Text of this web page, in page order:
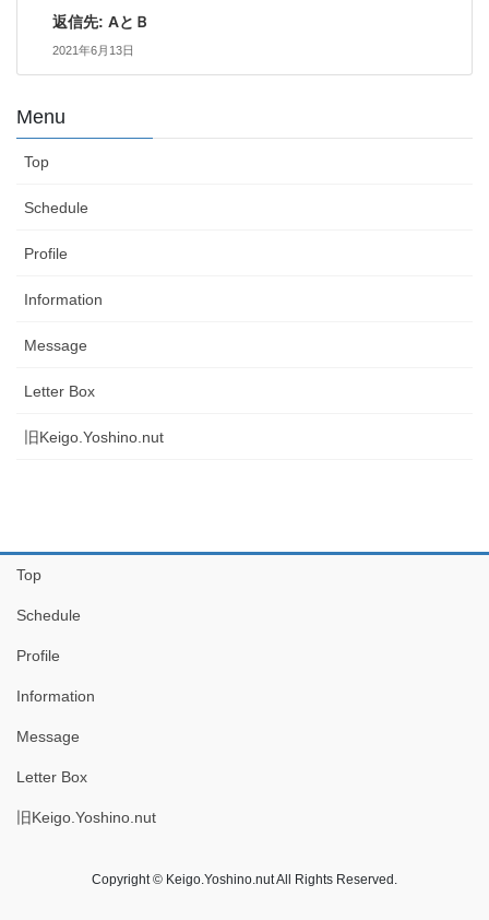
返信先: AとＢ
2021年6月13日
Menu
Top
Schedule
Profile
Information
Message
Letter Box
旧Keigo.Yoshino.nut
Top
Schedule
Profile
Information
Message
Letter Box
旧Keigo.Yoshino.nut
Copyright © Keigo.Yoshino.nut All Rights Reserved.